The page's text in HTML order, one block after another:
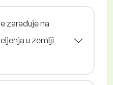
zarađuje na
u zemlji